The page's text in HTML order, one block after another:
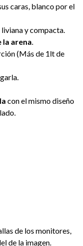
caras, blanco por el
liviana y compacta.
la arena.
(Más de 1lt de
con el mismo diseño
de los monitores,
de la imagen.